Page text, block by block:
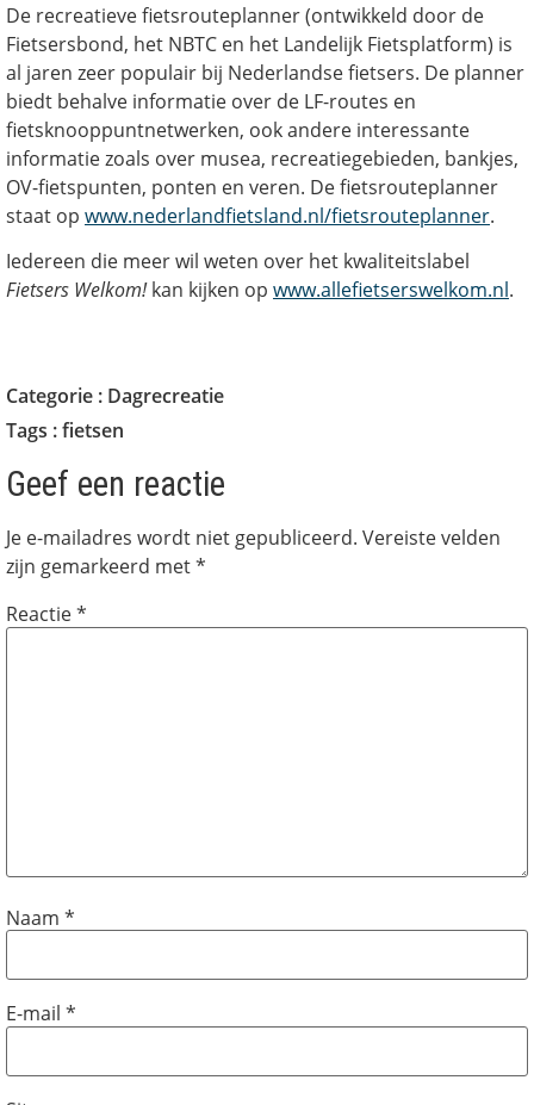
De recreatieve fietsrouteplanner (ontwikkeld door de
Fietsersbond, het NBTC en het Landelijk Fietsplatform) is
al jaren zeer populair bij Nederlandse fietsers. De planner
biedt behalve informatie over de LF-routes en
fietsknooppuntnetwerken, ook andere interessante
informatie zoals over musea, recreatiegebieden, bankjes,
OV-fietspunten, ponten en veren. De fietsrouteplanner
staat op www.nederlandfietsland.nl/fietsrouteplanner.
Iedereen die meer wil weten over het kwaliteitslabel
Fietsers Welkom!kan kijken op www.allefietserswelkom.nl.
Categorie : Dagrecreatie
Tags :fietsen
Geef een reactie
Je e-mailadres wordt niet gepubliceerd. Vereiste velden
zijn gemarkeerd met*
Reactie*
Naam *
E-mail *